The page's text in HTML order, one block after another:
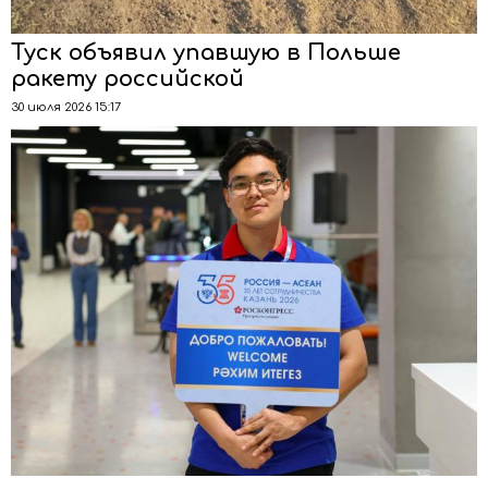
Туск объявил упавшую в Польше
ракету российской
30 июля 2026 15:17